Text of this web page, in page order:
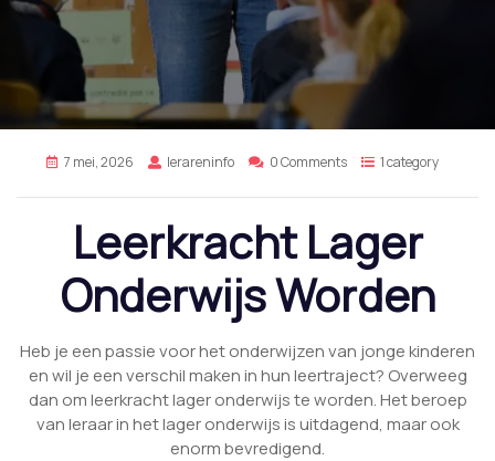
7 mei, 2026 lerareninfo 0 Comments 1 category
Leerkracht Lager
Onderwijs Worden
Heb je een passie voor het onderwijzen van jonge kinderen
en wil je een verschil maken in hun leertraject? Overweeg
dan om leerkracht lager onderwijs te worden. Het beroep
van leraar in het lager onderwijs is uitdagend, maar ook
enorm bevredigend.